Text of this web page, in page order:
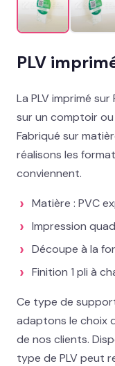
Packaging et
Blog
Contact
02 78 77 53 93
PLV
La PLV imprimé
sur un comptoir
Fabriqué sur
réalisons les
conviennent.
Matière : PVC
Impression
Découpe à la
Finition 1 pli à
Ce type de
adaptons le choix
de nos clients.
type de PLV peut